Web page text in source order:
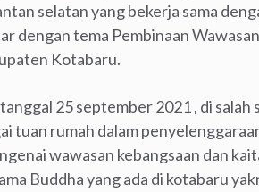
selatan yang bekerja sama
dengan tema Pembinaan
Kotabaru.
25 september 2021 , di
tuan rumah dalam
wawasan kebangsaan dan
Buddha yang ada di kotabaru